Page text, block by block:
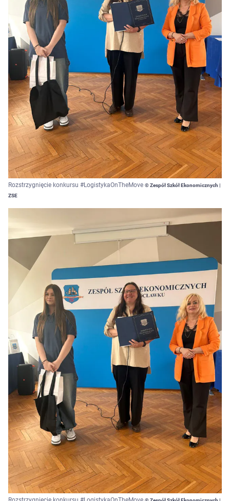
Rozstrzygnięcie konkursu #LogistykaOnTheMove © Zespół Szkół Ekonomicznych |
ZSE